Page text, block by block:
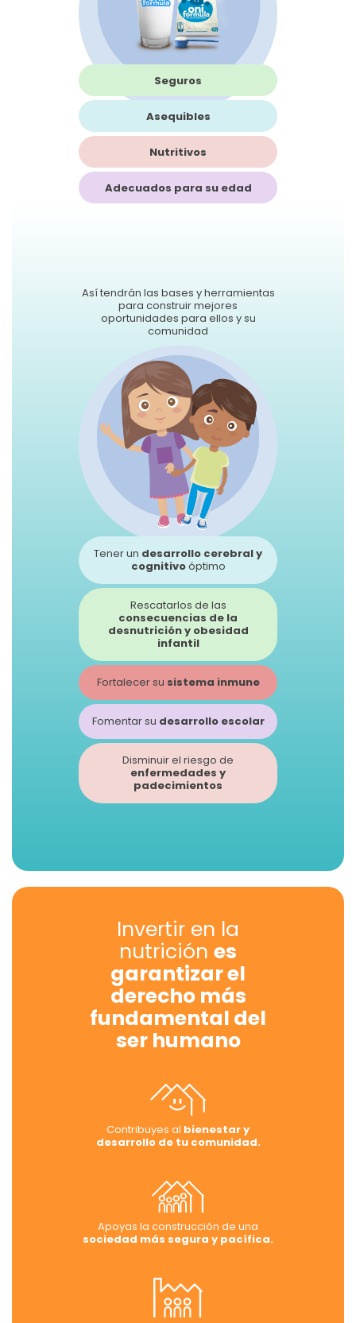
Seguros
Asequibles
Nutritivos
Adecuados para su edad
Así tendrán las bases y herramientas
para construir mejores
oportunidades para ellos y su
comunidad
Tener un desarrollo cerebral y
cognitivoóptimo
Rescatarlos de las
consecuencias de la
desnutrición y obesidad
infantil
Fortalecer su sistema inmune
Fomentar su desarrollo escolar
Disminuir el riesgo de
enfermedades y
padecimientos
Invertir en la
nutrición es
garantizar el
derecho más
fundamental del
ser humano
Contribuyes al bienestar y
desarrollo de tu comunidad.
Apoyas la construcción de una
sociedad más segura y pacífica.